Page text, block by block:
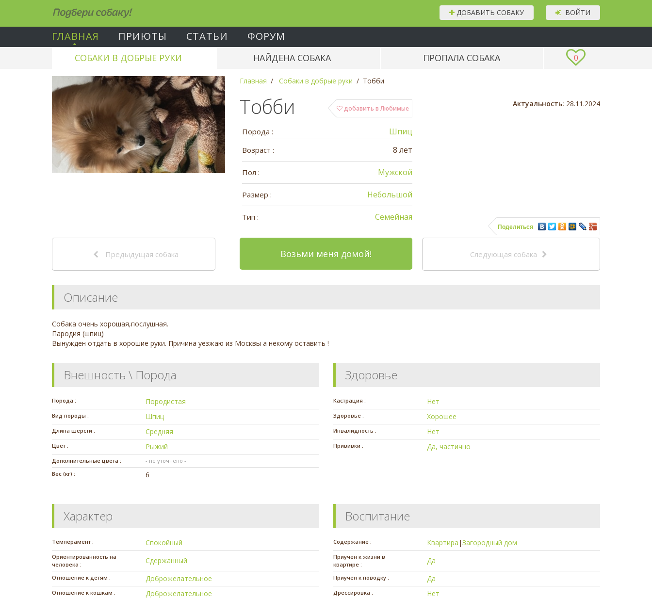
Подбери собаку! ВОЙТИ
ДОБАВИТЬ СОБАКУ
ГЛАВНАЯ ПРИЮТЫ СТАТЬИ ФОРУМ
0
СОБАКИ В ДОБРЫЕ РУКИ НАЙДЕНА СОБАКА ПРОПАЛА СОБАКА
Главная Собаки в добрые руки Тобби
добавить в Любимые
Тобби
Порода : Шпиц
Возраст : 8 лет
Пол : Мужской
Размер : Небольшой
Тип : Семейная
Актуальность: 28.11.2024
Поделиться
Предыдущая собака Возьми меня домой! Следующая собака
Описание
Собака очень хорошая,послушная.
Пародия (шпиц)
Вынужден отдать в хорошие руки. Причина уезжаю из Москвы а некому оставить !
Внешность \ Порода
Порода : Породистая
Вид породы : Шпиц
Длина шерсти : Средняя
Цвет : Рыжий
Дополнительные цвета :
- не уточнено -
Вес (кг) :
6
Здоровье
Кастрация : Нет
Здоровье : Хорошее
Инвалидность : Нет
Прививки : Да, частично
Характер
Темперамент : Спокойный
Ориентированность на
человека :
Сдержанный
Отношение к детям : Доброжелательное
Отношение к кошкам : Доброжелательное
Воспитание
Содержание : Квартира |Загородный дом
Приучен к жизни в
квартире :
Да
Приучен к поводку : Да
Дрессировка : Нет